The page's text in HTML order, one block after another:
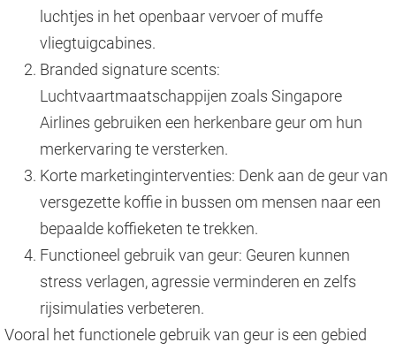
luchtjes in het openbaar vervoer of muffe
vliegtuigcabines.
Branded signature scents:
Luchtvaartmaatschappijen zoals Singapore
Airlines gebruiken een herkenbare geur om hun
merkervaring te versterken.
Korte marketinginterventies: Denk aan de geur van
versgezette koffie in bussen om mensen naar een
bepaalde koffieketen te trekken.
Functioneel gebruik van geur: Geuren kunnen
stress verlagen, agressie verminderen en zelfs
rijsimulaties verbeteren.
Vooral het functionele gebruik van geur is een gebied